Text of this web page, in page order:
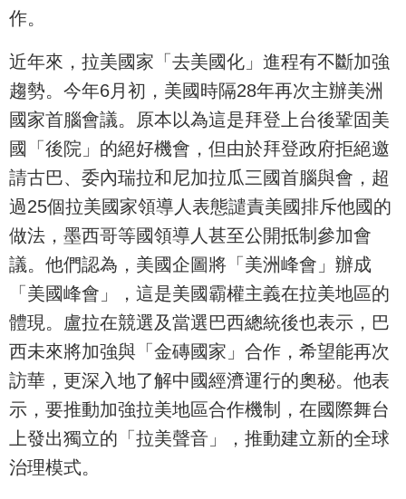
作。
近年來，拉美國家「去美國化」進程有不斷加強
趨勢。今年6月初，美國時隔28年再次主辦美洲
國家首腦會議。原本以為這是拜登上台後鞏固美
國「後院」的絕好機會，但由於拜登政府拒絕邀
請古巴、委內瑞拉和尼加拉瓜三國首腦與會，超
過25個拉美國家領導人表態譴責美國排斥他國的
做法，墨西哥等國領導人甚至公開抵制參加會
議。他們認為，美國企圖將「美洲峰會」辦成
「美國峰會」，這是美國霸權主義在拉美地區的
體現。盧拉在競選及當選巴西總統後也表示，巴
西未來將加強與「金磚國家」合作，希望能再次
訪華，更深入地了解中國經濟運行的奧秘。他表
示，要推動加強拉美地區合作機制，在國際舞台
上發出獨立的「拉美聲音」，推動建立新的全球
治理模式。